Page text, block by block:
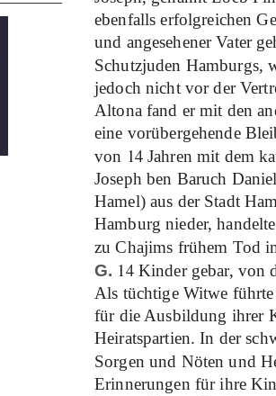
ebenfalls erfolgreichen
und angesehener Vater
Schutzjuden Hamburgs,
jedoch nicht vor der
Altona fand er mit den
eine vorübergehende
von 14Jahren mit dem
Joseph ben Baruch
Hamel) aus der Stadt
Hamburg nieder,
zu Chajims frühem Tod
G. 14Kinder gebar, von
Als tüchtige Witwe
für die Ausbildung ihrer
Heiratspartien. In der
Sorgen und Nöten und
Erinnerungen für ihre